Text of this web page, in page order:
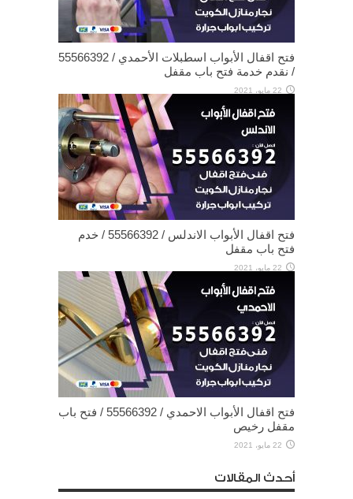
فتح اقفال الأبواب اسطبلات الأحمدي / 55566392
/ نقدم خدمة فتح باب مقفل
22 مايو، 2021
فتح اقفال الأبواب الاندلس / 55566392 / خدم
فتح باب مقفل
22 مايو، 2021
فتح اقفال الأبواب الاحمدي / 55566392 / فتح باب
مقفل رخيص
22 مايو، 2021
أحدث المقالات